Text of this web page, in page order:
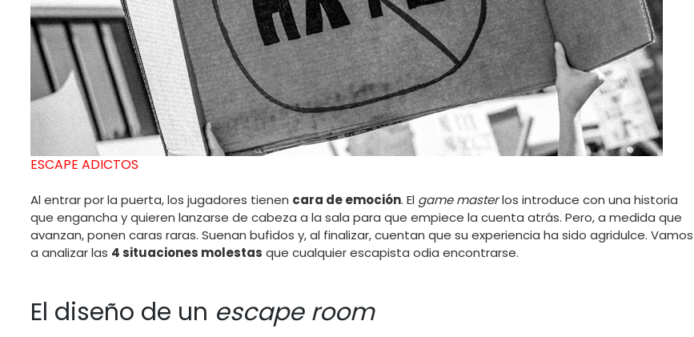
ESCAPE ADICTOS
Al entrar por la puerta, los jugadores tienen cara de emoción. El game masterlos introduce con una historia
que engancha y quieren lanzarse de cabeza a la sala para que empiece la cuenta atrás. Pero, a medida que
avanzan, ponen caras raras. Suenan bufidos y, al finalizar, cuentan que su experiencia ha sido agridulce. Vamos
a analizar las 4 situaciones molestas que cualquier escapista odia encontrarse.
El diseño de un escape room